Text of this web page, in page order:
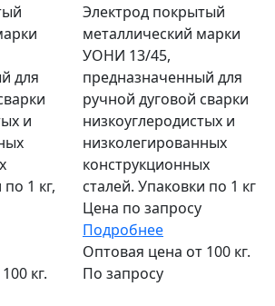
для
и
1 кг,
кг.
Электрод покрытый
металлический марки
УОНИ 13/45,
предназначенный для
ручной дуговой сварки
низкоуглеродистых и
низколегированных
конструкционных
сталей. Упаковки по 1 кг
Цена по запросу
Подробнее
Оптовая цена от 100 кг.
По запросу